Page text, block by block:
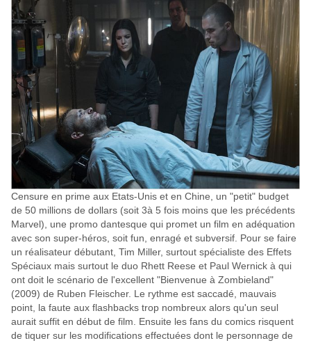
Censure en prime aux Etats-Unis et en Chine, un "petit" budget
de 50 millions de dollars (soit 3à 5 fois moins que les précédents
Marvel), une promo dantesque qui promet un film en adéquation
avec son super-héros, soit fun, enragé et subversif. Pour se faire
un réalisateur débutant, Tim Miller, surtout spécialiste des Effets
Spéciaux mais surtout le duo Rhett Reese et Paul Wernick à qui
ont doit le scénario de l'excellent "Bienvenue à Zombieland"
(2009) de Ruben Fleischer. Le rythme est saccadé, mauvais
point, la faute aux flashbacks trop nombreux alors qu'un seul
aurait suffit en début de film. Ensuite les fans du comics risquent
de tiquer sur les modifications effectuées dont le personnage de